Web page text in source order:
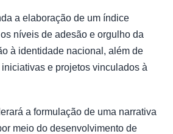
a elaboração de um índice
níveis de adesão e orgulho da
à identidade nacional, além de
e projetos vinculados à
a formulação de uma narrativa
meio do desenvolvimento de